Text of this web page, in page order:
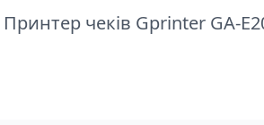
чеків Gprinter GA-